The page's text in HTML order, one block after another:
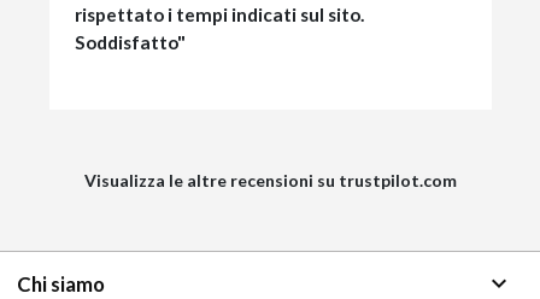
rispettato i tempi indicati sul sito.
Soddisfatto"
Visualizza le altre recensioni su trustpilot.com
Chi siamo keyboard_arrow_down